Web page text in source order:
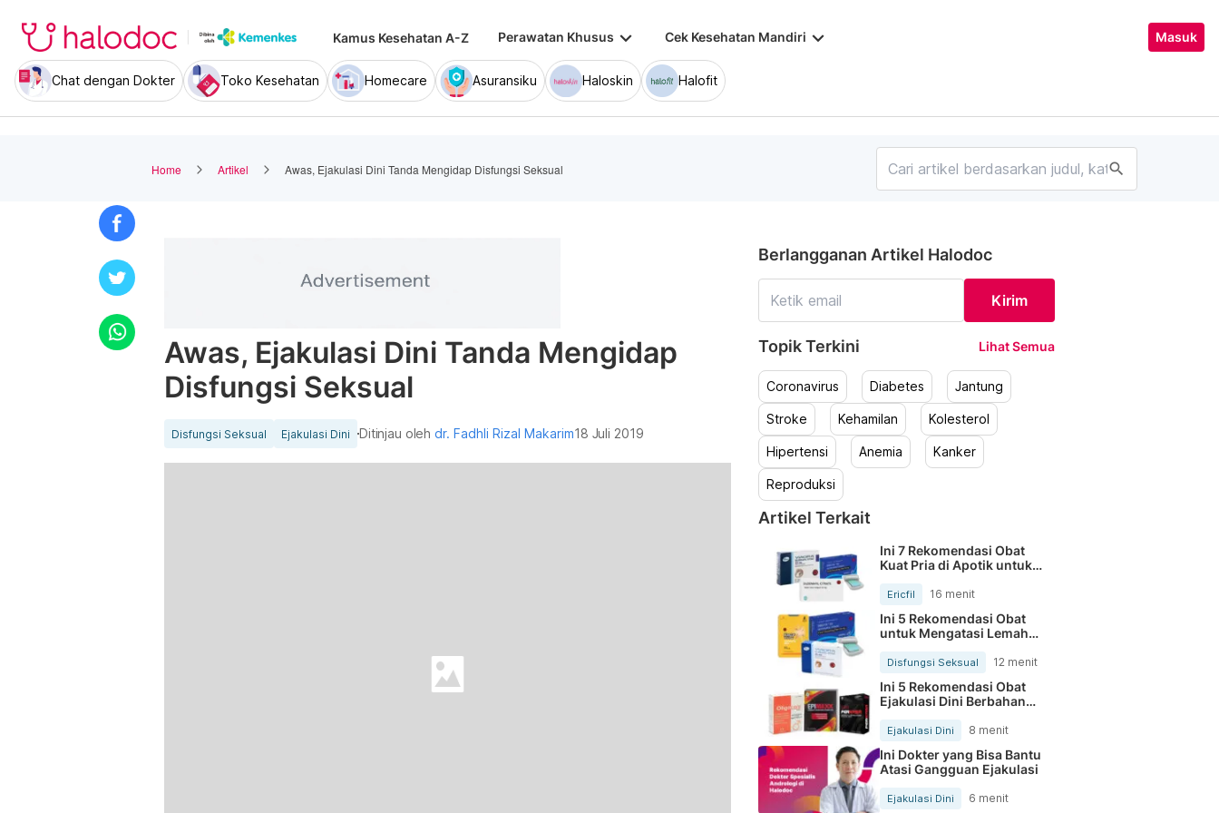
Kamus Kesehatan A-Z Perawatan Khusus keyboard_arrow_down Cek Kesehatan Mandiri keyboard_arrow_down Masuk
Chat dengan Dokter Toko Kesehatan Homecare Asuransiku Haloskin Halofit
Home Artikel Awas, Ejakulasi Dini Tanda Mengidap Disfungsi Seksual search
Awas, Ejakulasi Dini Tanda Mengidap
Disfungsi Seksual
Disfungsi Seksual Ejakulasi Dini Ditinjau olehdr. Fadhli Rizal Makarim18 Juli 2019
Berlangganan Artikel Halodoc
Kirim
Topik Terkini Lihat Semua
Coronavirus Diabetes Jantung
Stroke Kehamilan Kolesterol
Hipertensi Anemia Kanker
Reproduksi
Artikel Terkait
Ini 7 Rekomendasi Obat
Kuat Pria di Apotik untuk
Ericfil 16 menit
Ini 5 Rekomendasi Obat
untuk Mengatasi Lemah
Disfungsi Seksual 12 menit
Ini 5 Rekomendasi Obat
Ejakulasi Dini Berbahan
Efektif
Ejakulasi Dini 8 menit
Ini Dokter yang Bisa Bantu
Atasi Gangguan Ejakulasi
Ejakulasi Dini 6 menit